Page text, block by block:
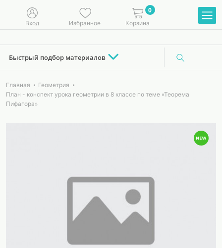
Вход Избранное
0
Корзина
Быстрый подбор материалов
Главная
Геометрия
План - конспект урока геометрии в 8 классе по теме «Теорема
Пифагора»